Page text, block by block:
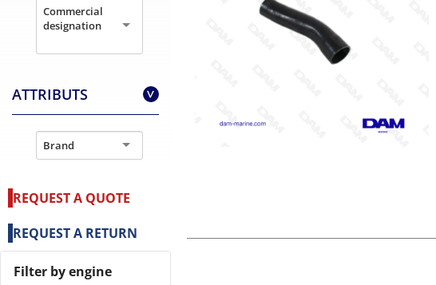
Commercial
designation
ATTRIBUTS >
Brand
REQUEST A QUOTE
REQUEST A RETURN
Filter by engine